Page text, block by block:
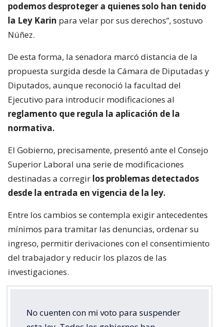
podemos desproteger a quienes solo han tenido
la Ley Karin para velar por sus derechos”, sostuvo
Núñez.
De esta forma, la senadora marcó distancia de la
propuesta surgida desde la Cámara de Diputadas y
Diputados, aunque reconoció la facultad del
Ejecutivo para introducir modificaciones al
reglamento que regula la aplicación de la
normativa.
El Gobierno, precisamente, presentó ante el Consejo
Superior Laboral una serie de modificaciones
destinadas a corregir los problemas detectados
desde la entrada en vigencia de la ley.
Entre los cambios se contempla exigir antecedentes
mínimos para tramitar las denuncias, ordenar su
ingreso, permitir derivaciones con el consentimiento
del trabajador y reducir los plazos de las
investigaciones.
No cuenten con mi voto para suspender